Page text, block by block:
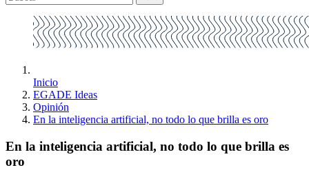
Inicio
EGADE Ideas
Opinión
En la inteligencia artificial, no todo lo que brilla es oro
En la inteligencia artificial, no todo lo que brilla es
oro